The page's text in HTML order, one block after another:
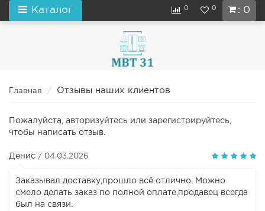
: 0
Каталог 0 0
Главная Отзывы наших клиентов
Пожалуйста, авторизуйтесь или зарегистрируйтесь
чтобы написать отзыв.
Денис / 04.03.2026
Заказывал доставку,прошло всё отлично. Можно
смело делать заказ по полной оплате,продавец всегда
был на связи.